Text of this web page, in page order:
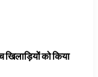
खिलाड़ियों को किया